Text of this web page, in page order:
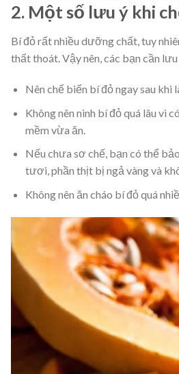
2. Một số lưu ý khi
Bí đỏ rất nhiều dưỡng chất, tuy
thất thoát. Vậy nên, các bạn cần
Nên chế biến bí đỏ ngay sau khi
Không nên ninh bí đỏ quá lâu vì
mềm vừa ăn.
Nếu chưa sơ chế, bạn có thể
tươi, phần thịt bị ngả vàng và
Không nên ăn cháo bí đỏ quá